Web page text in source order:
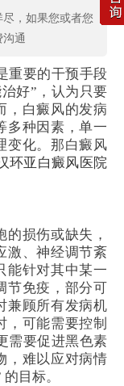
，如果您或者您
通
要的干预手段
好”，认为只要
，白癜风的发病
多种因素，单一
变化。那白癜风
环亚白癜风医院
损伤或缺失，
激、神经调节紊
能针对其中某一
节免疫，部分可
兼顾所有发病机
，可能需要控制
需要促进黑色素
，难以应对病情
目标。​